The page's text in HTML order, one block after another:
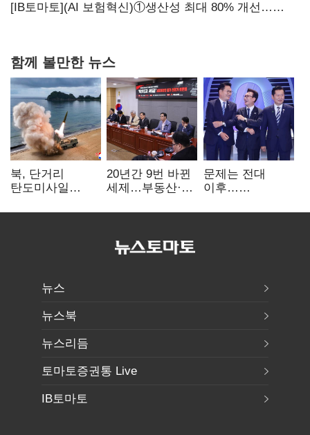
아닌 캐피탈
[IB토마토](AI 보험혁신)①생산성 최대 80% 개선…
함께 볼만한 뉴스
북, 단거리
탄도미사일
"즉각 중단 촉구"
20년간 9번 바뀐
세제…부동산·
건드렸다
문제는 전대
이후…
뒤집힐 땐
뉴스
뉴스북
뉴스리듬
토마토증권통 Live
IB토마토